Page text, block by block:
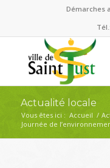
Démarches
Actualité locale
Vous êtes ici : Accueil /
Journée de